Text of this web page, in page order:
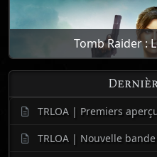
Tomb Raider :
TRLOA | Premiers
TRLOA | Nouvelle